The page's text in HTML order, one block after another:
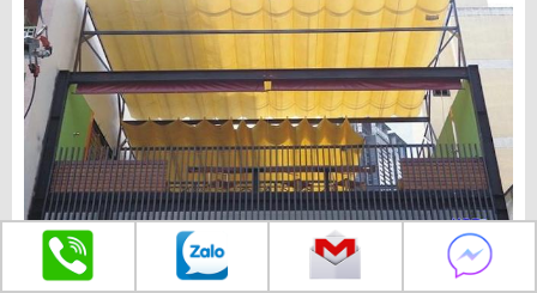
Mái bạt che Lâm Đồng